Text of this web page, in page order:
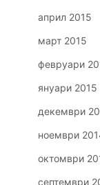
април 2015
март 2015
февруари
януари 2015
декември
ноември
октомври
септември